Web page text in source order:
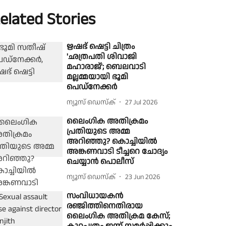
Stories
ഋഷഭ് ഷെട്ടി ചിത്രം
'ഛത്രപതി ശിവാജി
മഹാരാജ്'; ബെലവാടി
മല്ലമ്മയായി ഭൂമി
പെഡ്‌നേക്കർ
ന്യൂസ് ഡെസ്ക് 27 Jul 2026
ലൈംഗിക അതിക്രമം
പ്രതിയുടെ അമ്മ
അറിഞ്ഞു? കൊച്ചിയിൽ
അങ്കണവാടി ടീച്ചറെ ചോദ്യം
ചെയ്യാൻ പൊലീസ്
ന്യൂസ് ഡെസ്ക് 23 Jun 2026
സംവിധായകൻ
രഞ്ജിത്തിനെതിരായ
ലൈംഗിക അതിക്രമ കേസ്;